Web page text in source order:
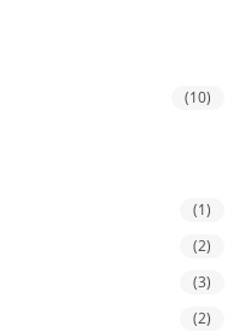
(10)
(1)
(2)
(3)
(2)